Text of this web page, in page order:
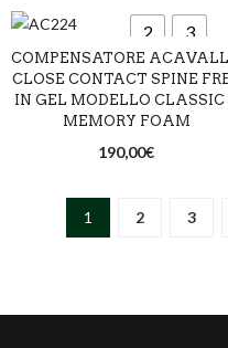
Marrone/Argento
Marrone/Bronzo
Nero/Argento
Nero/Bronzo
2 3
Blu Nero
COMPENSATORE
CLOSE CONTACT SPINE
IN GEL MODELLO CLASSIC
MEMORY FOAM
190,00€
1 2 3